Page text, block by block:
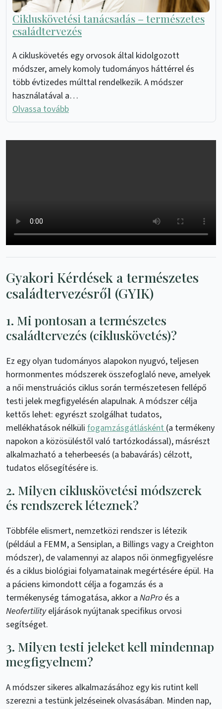
Cikluskövetési tanácsadás – természetes
családtervezés
A cikluskövetés egy orvosok által kidolgozott
módszer, amely komoly tudományos háttérrel és
több évtizedes múlttal rendelkezik. A módszer
használatával a…
Olvassa tovább
Gyakori Kérdések a természetes
családtervezésről (GYIK)
1. Mi pontosan a természetes
családtervezés (cikluskövetés)?
Ez egy olyan tudományos alapokon nyugvó, teljesen
hormonmentes módszerek összefoglaló neve, amelyek
a női menstruációs ciklus során természetesen fellépő
testi jelek megfigyelésén alapulnak. A módszer célja
kettős lehet: egyrészt szolgálhat tudatos,
mellékhatások nélküli fogamzásgátlásként(a termékeny
napokon a közösüléstől való tartózkodással), másrészt
alkalmazható a teherbeesés (a babavárás) célzott,
tudatos elősegítésére is.
2. Milyen cikluskövetési módszerek
és rendszerek léteznek?
Többféle elismert, nemzetközi rendszer is létezik
(például a FEMM, a Sensiplan, a Billings vagy a Creighton
módszer), de valamennyi az alapos női önmegfigyelésre
és a ciklus biológiai folyamatainak megértésére épül. Ha
a páciens kimondott célja a fogamzás és a
termékenység támogatása, akkor a NaPro és a
Neofertilityeljárások nyújtanak specifikus orvosi
segítséget.
3. Milyen testi jeleket kell mindennap
megfigyelnem?
A módszer sikeres alkalmazásához egy kis rutint kell
szerezni a testünk jelzéseinek olvasásában. Minden nap,